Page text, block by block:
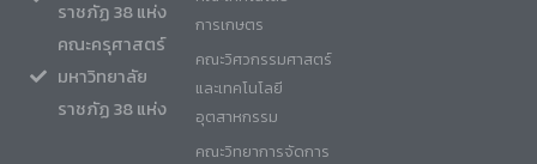
ราชภัฏ 38 แห่ง
คณะครุศาสตร์
มหาวิทยาลัย
ราชภัฏ 38 แห่ง
การเกษตร
คณะวิศวกรรมศาสตร์
และเทคโนโลยี
อุตสาหกรรม
คณะวิทยาการจัดการ